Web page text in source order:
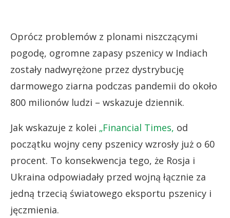
Oprócz problemów z plonami niszczącymi
pogodę, ogromne zapasy pszenicy w Indiach
zostały nadwyrężone przez dystrybucję
darmowego ziarna podczas pandemii do około
800 milionów ludzi – wskazuje dziennik.
Jak wskazuje z kolei „Financial Times, od
początku wojny ceny pszenicy wzrosły już o 60
procent. To konsekwencja tego, że Rosja i
Ukraina odpowiadały przed wojną łącznie za
jedną trzecią światowego eksportu pszenicy i
jęczmienia.